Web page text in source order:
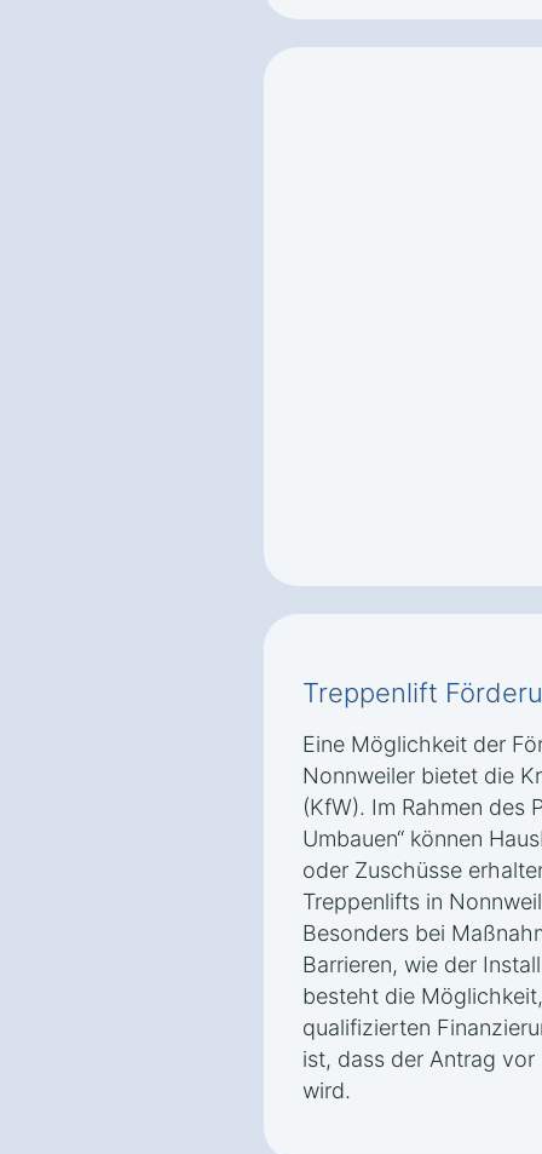
Treppenlift
Eine Möglichkeit der
Nonnweiler bietet die
(KfW). Im Rahmen des
Umbauen“ können
oder Zuschüsse
Treppenlifts in
Besonders bei
Barrieren, wie der
besteht die
qualifizierten
ist, dass der Antrag
wird.